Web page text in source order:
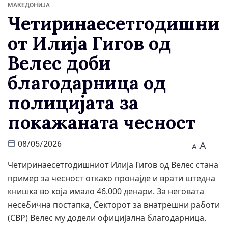
МАКЕДОНИЈА
Четиринаесетгодишни
от Илија Гигов од
Велес доби
благодарница од
полицијата за
покажаната чесност
08/05/2026 A A
Четиринаесетгодишниот Илија Гигов од Велес стана
пример за чесност откако пронајде и врати штедна
книшка во која имало 46.000 денари. За неговата
несебична постапка, Секторот за внатрешни работи
(СВР) Велес му додели официјална благодарница.